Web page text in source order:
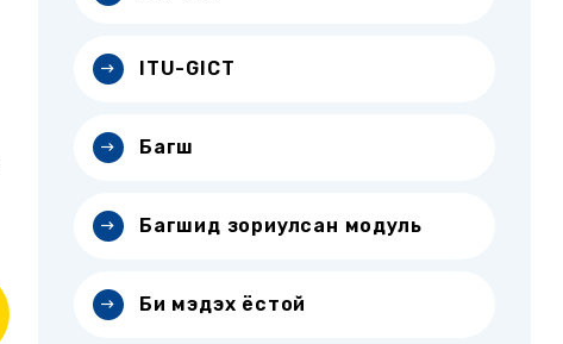
ITU-GICT
Багш
Багшид зориулсан модуль
Би мэдэх ёстой